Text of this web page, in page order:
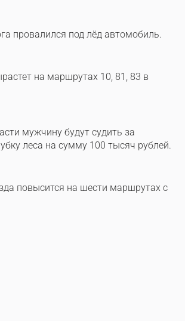
провалился под лёд автомобиль.
на маршрутах 10, 81, 83 в
мужчину будут судить за
леса на сумму 100 тысяч рублей.
повысится на шести маршрутах с